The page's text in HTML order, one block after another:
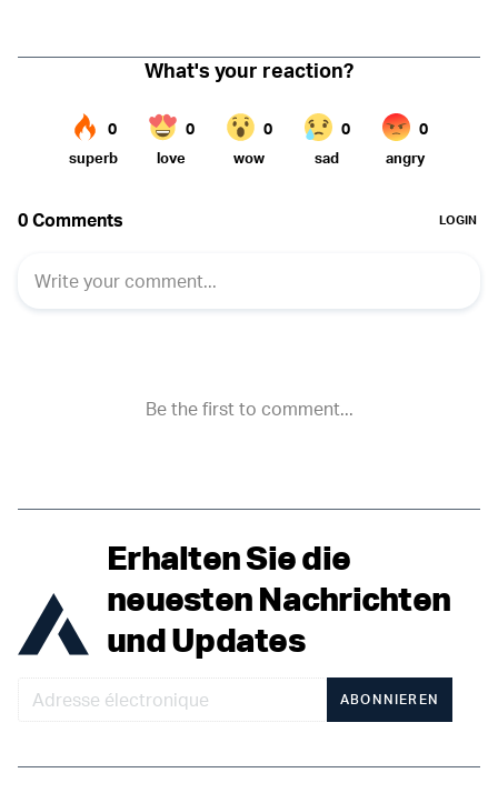
Erhalten Sie die
neuesten Nachrichten
und Updates
ABONNIEREN